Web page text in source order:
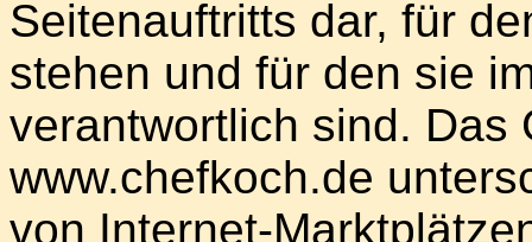
Seitenauftritts dar, für
stehen und für den sie
verantwortlich sind. Das
www.chefkoch.de
von Internet-